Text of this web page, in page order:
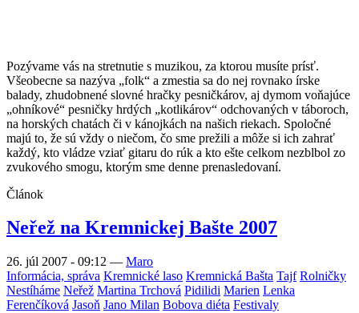
Pozývame vás na stretnutie s muzikou, za ktorou musíte prísť.
Všeobecne sa nazýva „folk“ a zmestia sa do nej rovnako írske
balady, zhudobnené slovné hračky pesničkárov, aj dymom voňajúce
„ohníkové“ pesničky hrdých „kotlikárov“ odchovaných v táboroch,
na horských chatách či v kánojkách na našich riekach. Spoločné
majú to, že sú vždy o niečom, čo sme prežili a môže si ich zahrať
každý, kto vládze vziať gitaru do rúk a kto ešte celkom nezblbol zo
zvukového smogu, ktorým sme denne prenasledovaní.
Článok
Neřež na Kremnickej Bašte 2007
26. júl 2007 - 09:12 — Maro
Informácia, správa Kremnické laso Kremnická Bašta Tajf Rolničky
Nestíháme Neřež Martina Trchová Pidilidi Marien Lenka
Ferenčíková Jasoň Jano Milan Bobova diéta Festivaly